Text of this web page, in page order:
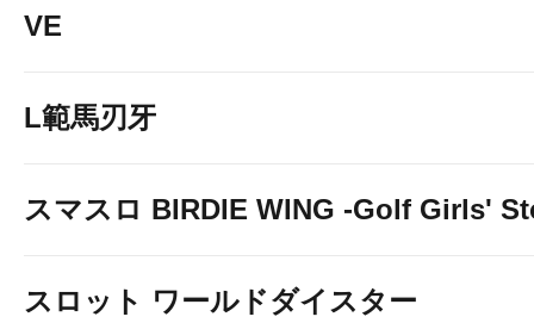
VE
L範馬刃牙
スマスロ BIRDIE WING -Golf Girls'
スロット ワールドダイスター